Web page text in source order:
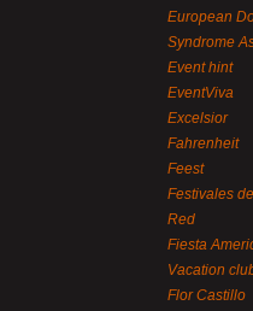
European
Syndrome
Event hint
EventViva
Excelsior
Fahrenheit
Feest
Festivales
Red
Fiesta
Vacation
Flor Castillo